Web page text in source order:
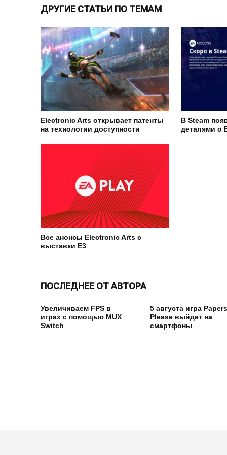
ДРУГИЕ СТАТЬИ ПО ТЕМАМ
Electronic Arts открывает патенты
на технологии доступности
В Steam
деталями о
Все анонсы Electronic Arts с
выставки E3
ПОСЛЕДНЕЕ ОТ АВТОРА
Увеличиваем FPS в
играх с помощью MUX
Switch
5 августа игра
Please выйдет на
смартфоны